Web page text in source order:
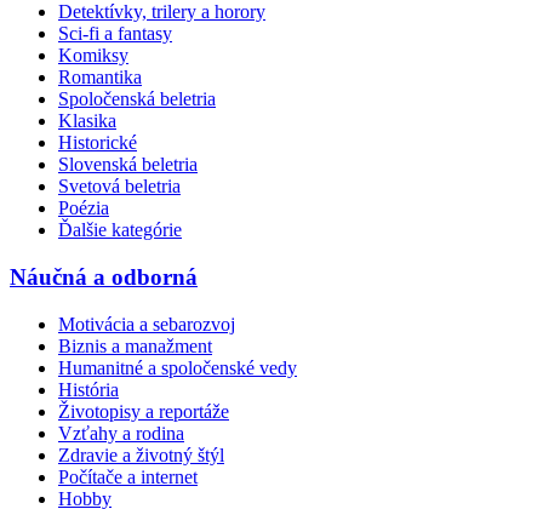
Detektívky, trilery a horory
Sci-fi a fantasy
Komiksy
Romantika
Spoločenská beletria
Klasika
Historické
Slovenská beletria
Svetová beletria
Poézia
Ďalšie kategórie
Náučná a odborná
Motivácia a sebarozvoj
Biznis a manažment
Humanitné a spoločenské vedy
História
Životopisy a reportáže
Vzťahy a rodina
Zdravie a životný štýl
Počítače a internet
Hobby